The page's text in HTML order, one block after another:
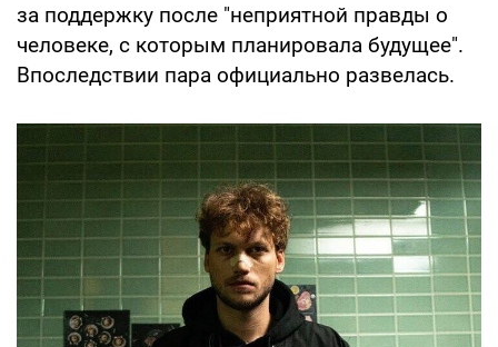
за поддержку после "неприятной правды о
человеке, с которым планировала будущее".
Впоследствии пара официально развелась.